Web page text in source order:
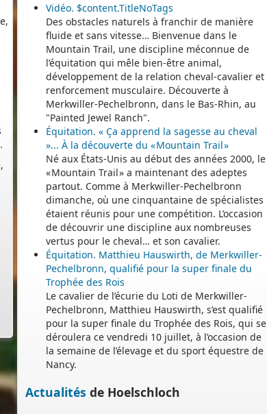
Vidéo. $content.TitleNoTags
Des obstacles naturels à franchir de manière
fluide et sans vitesse… Bienvenue dans le
Mountain Trail, une discipline méconnue de
l’équitation qui mêle bien-être animal,
développement de la relation cheval-cavalier et
renforcement musculaire. Découverte à
Merkwiller-Pechelbronn, dans le Bas-Rhin, au
"Painted Jewel Ranch".
Équitation. « Ça apprend la sagesse au cheval
»... À la découverte du « Mountain Trail »
Né aux États-Unis au début des années 2000, le
« Mountain Trail » a maintenant des adeptes
partout. Comme à Merkwiller-Pechelbronn
dimanche, où une cinquantaine de spécialistes
étaient réunis pour une compétition. L’occasion
de découvrir une discipline aux nombreuses
vertus pour le cheval… et son cavalier.
Équitation. Matthieu Hauswirth, de Merkwiller-
Pechelbronn, qualifié pour la super finale du
Trophée des Rois
Le cavalier de l’écurie du Loti de Merkwiller-
Pechelbronn, Matthieu Hauswirth, s’est qualifié
pour la super finale du Trophée des Rois, qui se
déroulera ce vendredi 10 juillet, à l’occasion de
la semaine de l’élevage et du sport équestre de
Nancy.
Actualités de Hoelschloch